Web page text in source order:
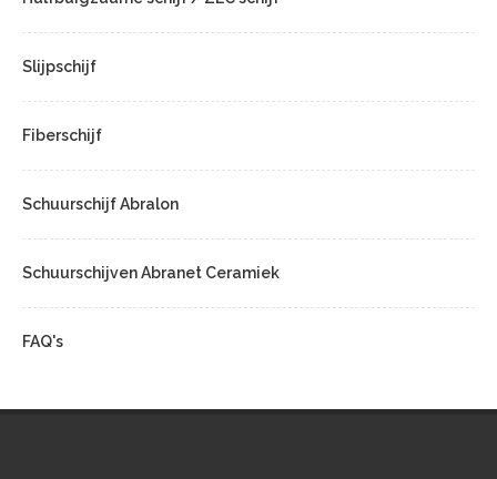
Slijpschijf
Fiberschijf
Schuurschijf Abralon
Schuurschijven Abranet Ceramiek
FAQ's